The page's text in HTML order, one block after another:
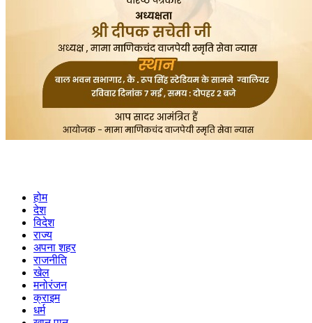
होम
देश
विदेश
राज्य
अपना शहर
राजनीति
खेल
मनोरंजन
क्राइम
धर्म